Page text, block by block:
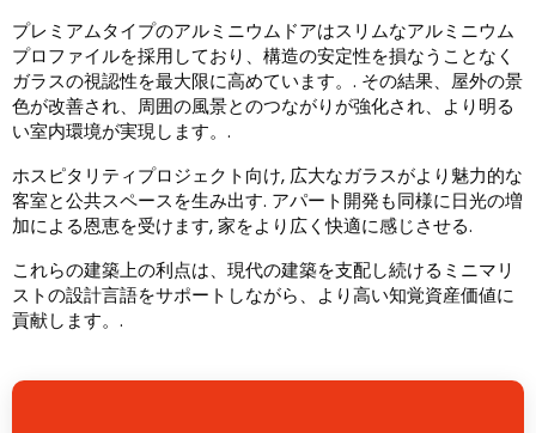
プレミアムタイプのアルミニウムドアはスリムなアルミニウム
プロファイルを採用しており、構造の安定性を損なうことなく
ガラスの視認性を最大限に高めています。. その結果、屋外の景
色が改善され、周囲の風景とのつながりが強化され、より明る
い室内環境が実現します。.
ホスピタリティプロジェクト向け, 広大なガラスがより魅力的な
客室と公共スペースを生み出す. アパート開発も同様に日光の増
加による恩恵を受けます, 家をより広く快適に感じさせる.
これらの建築上の利点は、現代の建築を支配し続けるミニマリ
ストの設計言語をサポートしながら、より高い知覚資産価値に
貢献します。.